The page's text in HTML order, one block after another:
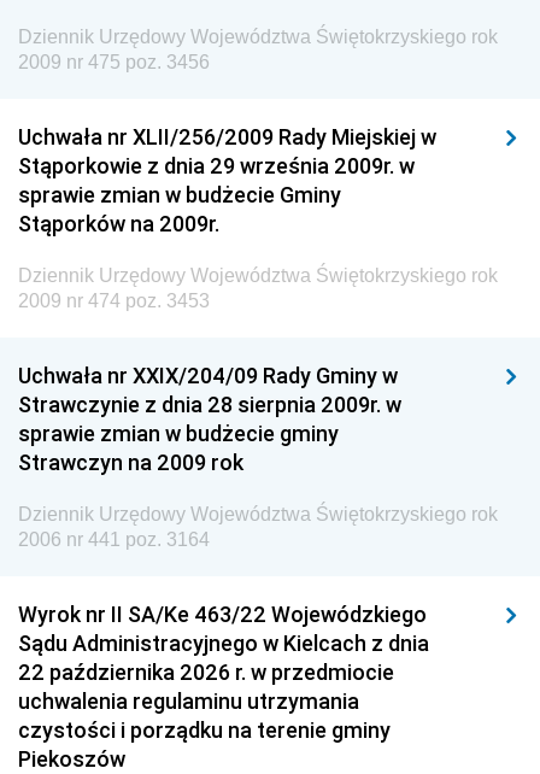
Wewnętrznego
Dziennik Urzędowy Urzędu Patentowego
Dziennik Urzędowy Generalnej Dyrekcji Dróg
Krajowych i Autostrad
Dziennik Urzędowy Ministra Środowiska
Dziennik Urzędowy Ministra Edukacji
Dziennik Urzędowy Ministra Przemysłu
Dziennik Urzędowy Ministra Finansów i Gospodarki
Dziennik Urzędowy Ministra do Spraw Unii
Dziennik Urzędowy Agencji Wywiadu
Dziennik Urzędowy Województwa Świętokrzyskiego rok
2009 nr 475 poz. 3456
Uchwała nr XLII/256/2009 Rady Miejskiej w
Stąporkowie z dnia 29 września 2009r. w
sprawie zmian w budżecie Gminy
Stąporków na 2009r.
Dziennik Urzędowy Województwa Świętokrzyskiego rok
2009 nr 474 poz. 3453
Uchwała nr XXIX/204/09 Rady Gminy w
Strawczynie z dnia 28 sierpnia 2009r. w
sprawie zmian w budżecie gminy
Strawczyn na 2009 rok
Dziennik Urzędowy Województwa Świętokrzyskiego rok
2006 nr 441 poz. 3164
Wyrok nr II SA/Ke 463/22 Wojewódzkiego
Sądu Administracyjnego w Kielcach z dnia
22 października 2026 r. w przedmiocie
uchwalenia regulaminu utrzymania
czystości i porządku na terenie gminy
Piekoszów